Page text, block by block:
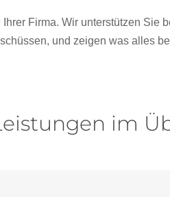
Firma. Wir unterstützen
und zeigen was alles
im